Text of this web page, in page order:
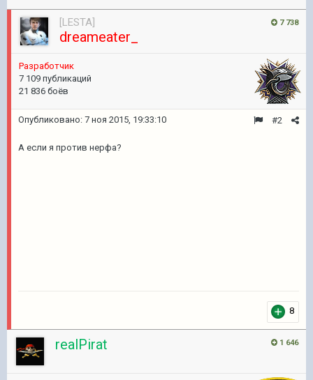
7 738
[LESTA]
dreameater_
Разработчик
7 109 публикаций
21 836 боёв
#2
Опубликовано: 7 ноя 2015, 19:33:10
А если я против нерфа?
8
1 646
realPirat